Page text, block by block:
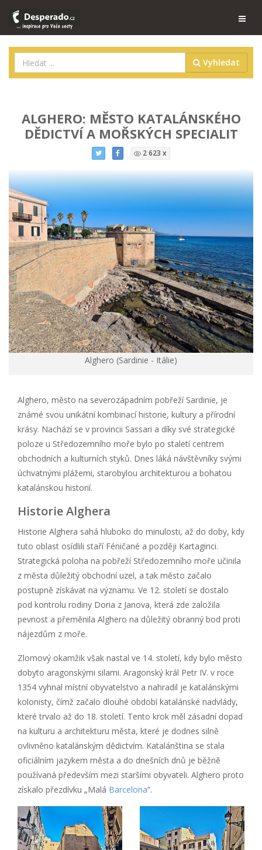
Vyhledat
ALGHERO: MĚSTO KATALÁNSKÉHO
DĚDICTVÍ A MOŘSKÝCH SPECIALIT
2 623 x
Alghero (Sardinie - Itálie)
Alghero, město na severozápadním pobřeží Sardinie, je
známé svou unikátní kombinací historie, kultury a přírodní
krásy. Nachází se v provincii Sassari a díky své strategické
poloze u Středozemního moře bylo po staletí centrem
obchodních a kulturních styků. Dnes láká návštěvníky svými
úchvatnými plážemi, starobylou architekturou a bohatou
katalánskou historií.
Historie Alghera
Historie Alghera sahá hluboko do minulosti, až do doby, kdy
tuto oblast osídlili staří Féničané a později Kartaginci.
Strategická poloha na pobřeží Středozemního moře učinila
z města důležitý obchodní uzel, a tak město začalo
postupně získávat na významu. Ve 12. století se dostalo
pod kontrolu rodiny Doria z Janova, která zde založila
pevnost a přeměnila Alghero na důležitý obranný bod proti
nájezdům z moře.
Zlomový okamžik však nastal ve 14. století, kdy bylo město
dobyto aragonskými silami. Aragonský král Petr IV. v roce
1354 vyhnal místní obyvatelstvo a nahradil je katalánskými
kolonisty, čímž začalo dlouhé období katalánské nadvlády,
které trvalo až do 18. století. Tento krok měl zásadní dopad
na kulturu a architekturu města, které je dodnes silně
ovlivněno katalánským dědictvím. Katalánština se stala
oficiálním jazykem města a do dnešních dnů je běžně
používaná především mezi staršími obyvateli. Alghero proto
získalo přezdívku „Malá Barcelona“.